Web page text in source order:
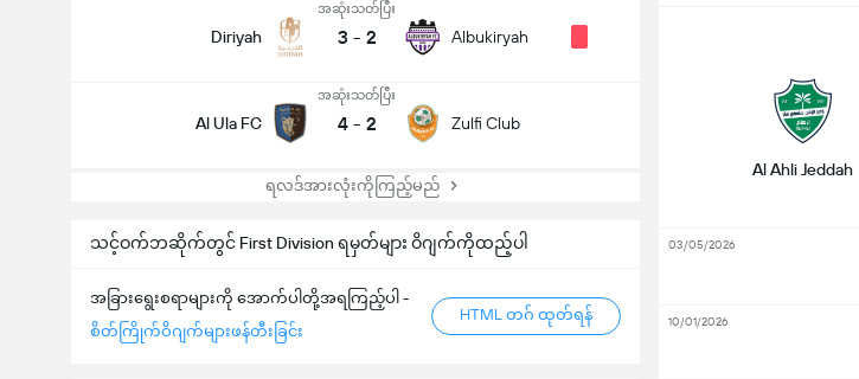
Diriyah
အဆုံးသတ်ပြီး
3 - 2 Albukiryah
Al Ula FC
အဆုံးသတ်ပြီး
4 - 2 Zulfi Club
ရလဒ်အားလုံးကိုကြည့်မည်
သင့်ဝက်ဘဆိုက်တွင် First Division ရမှတ်များ ဝိဂျက်ကိုထည့်ပါ
အခြားရွေးစရာများကို အောက်ပါတို့အရကြည့်ပါ -
စိတ်ကြိုက်ဝိဂျက်များဖန်တီးခြင်း
HTML တဂ် ထုတ်ရန်
Al Ahli Jeddah
03/05/2026
10/01/2026